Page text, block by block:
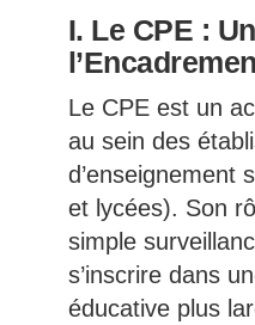
I. Le CPE :
Le CPE est un
au sein des
d’enseignement
et lycées). Son
simple
s’inscrire dans
éducative plus